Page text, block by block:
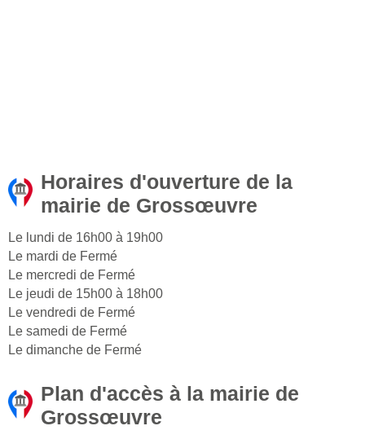
Horaires d'ouverture de la
mairie de Grossœuvre
Le lundi de 16h00 à 19h00
Le mardi de Fermé
Le mercredi de Fermé
Le jeudi de 15h00 à 18h00
Le vendredi de Fermé
Le samedi de Fermé
Le dimanche de Fermé
Plan d'accès à la mairie de
Grossœuvre